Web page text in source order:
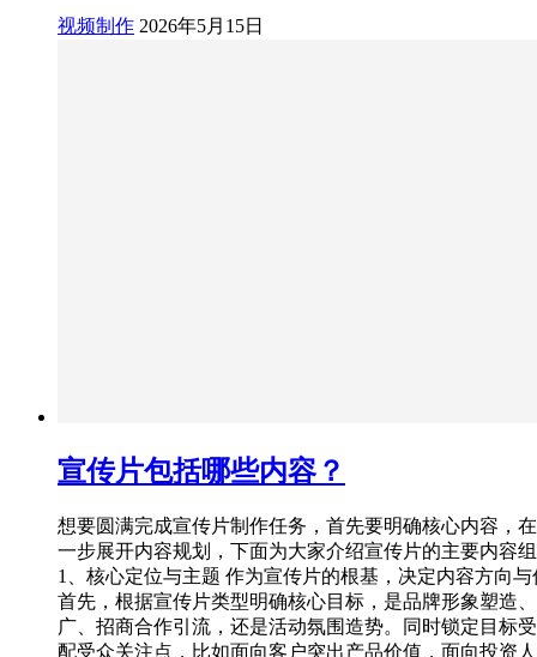
视频制作 2026年5月15日
宣传片包括哪些内容？
想要圆满完成宣传片制作任务，首先要明确核心内容，
一步展开内容规划，下面为大家介绍宣传片的主要内容
1、核心定位与主题 作为宣传片的根基，决定内容方向
首先，根据宣传片类型明确核心目标，是品牌形象塑造
广、招商合作引流，还是活动氛围造势。同时锁定目标
配受众关注点，比如面向客户突出产品价值，面向投资